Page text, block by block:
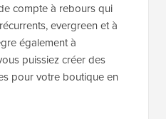
compte à rebours qui
evergreen et à
également à
puissiez créer des
pour votre boutique en